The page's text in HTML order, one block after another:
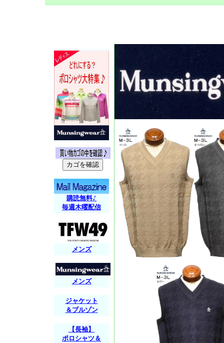
購読無料♪
毎週木曜配信
メンズ
メンズ
ジャケット
＆ブルゾン
【長袖】
ポロシャツ＆